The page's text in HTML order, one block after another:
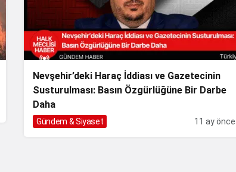
Nevşehir’deki Haraç İddiası ve Gazetecinin
Susturulması: Basın Özgürlüğüne Bir Darbe
Daha
Gündem & Siyaset 11 ay önce